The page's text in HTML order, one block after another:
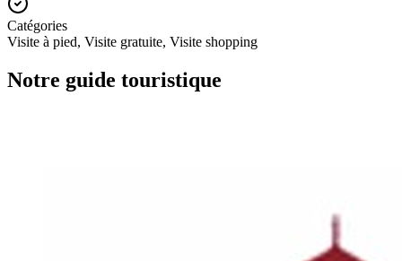
Catégories
Visite à pied, Visite gratuite, Visite shopping
Notre guide touristique